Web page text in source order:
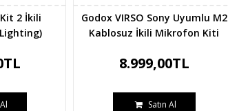
2 İkili
Godox VIRSO Sony Uyumlu M2
Kablosuz İkili Mikrofon Kiti
8.999,00TL
Satın Al